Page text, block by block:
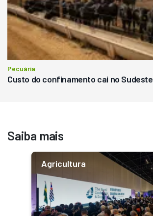
Pecuária
Custo do confinamento cai no Sudeste
Saiba mais
Agricultura